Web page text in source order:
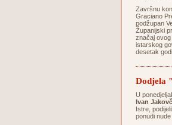
Završnu
Graciano
podžupan
Županijski
značaj
istarskog
desetak
Dodjela
U
Ivan
Istre,
ponudi